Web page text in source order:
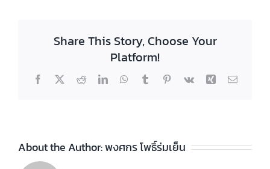
Share This Story, Choose Your
Platform!
Facebook
X RedditLinkedInWhatsApp
TumblrPinterest
Vk Xing Email
About the Author:พงศกร โพธิ์ร่มเย็น